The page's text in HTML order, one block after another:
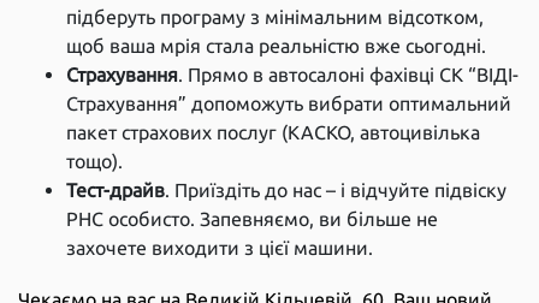
підберуть програму з мінімальним відсотком,
щоб ваша мрія стала реальністю вже сьогодні.
Страхування. Прямо в автосалоні фахівці СК “ВІДІ-
Страхування” допоможуть вибрати оптимальний
пакет страхових послуг (КАСКО, автоцивілька
тощо).
Тест-драйв. Приїздіть до нас – і відчуйте підвіску
PHC особисто. Запевняємо, ви більше не
захочете виходити з цієї машини.